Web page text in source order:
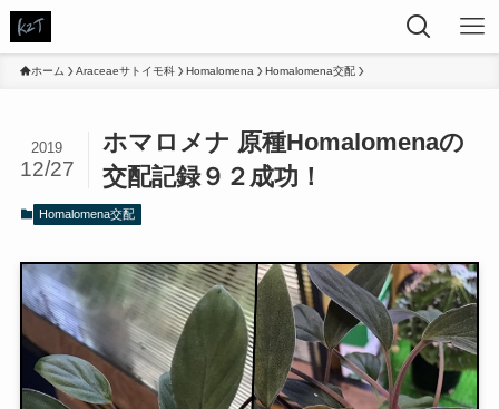
ホーム Araceaeサトイモ科 Homalomena Homalomena交配
ホマロメナ 原種Homalomenaの
交配記録９２成功！
2019
12/27
Homalomena交配